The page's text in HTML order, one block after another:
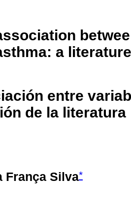
a
entre
de la literatura
França Silva*